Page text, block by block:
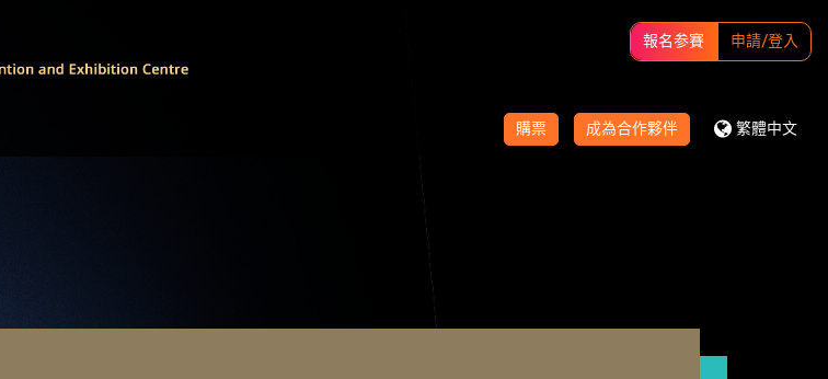
報名参賽 申請/登入
購票 成為合作夥伴 繁體中文